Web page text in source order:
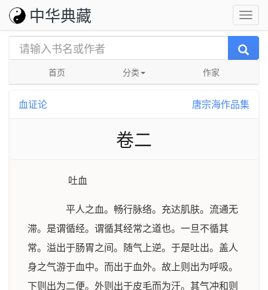
中华典藏
首页 分类 作家
血证论 唐宗海作品集
卷二
吐血
平人之血。畅行脉络。充达肌肤。流通无
滞。是谓循经。谓循其经常之道也。一旦不循其
常。溢出于肠胃之间。随气上逆。于是吐出。盖人
身之气游于血中。而出于血外。故上则出为呼吸。
下则出为二便。外则出于皮毛而为汗。其气冲和则